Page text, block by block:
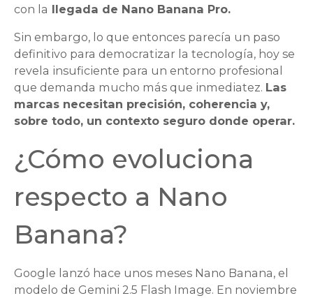
con la llegada de Nano Banana Pro.
Sin embargo, lo que entonces parecía un paso
definitivo para democratizar la tecnología, hoy se
revela insuficiente para un entorno profesional
que demanda mucho más que inmediatez. Las
marcas necesitan precisión, coherencia y,
sobre todo, un contexto seguro donde operar.
¿Cómo evoluciona
respecto a Nano
Banana?
Google lanzó hace unos meses Nano Banana, el
modelo de Gemini 2.5 Flash Image. En noviembre